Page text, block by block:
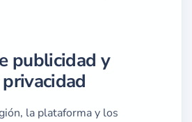
publicidad y
la plataforma y los